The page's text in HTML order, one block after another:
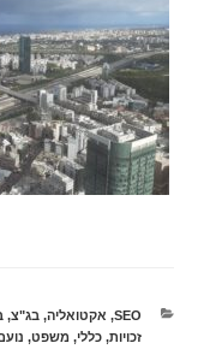
קטגוריות
SEO
, אקטואליה,בג"צ,
זכויות,כללי, משפט,